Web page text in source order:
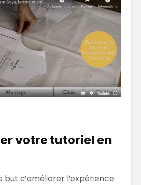
votre tutoriel en
but d’améliorer l’expérience